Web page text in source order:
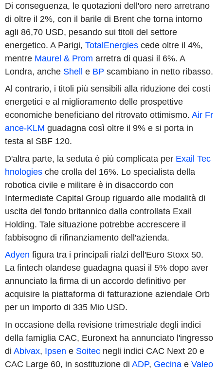
Di conseguenza, le quotazioni dell'oro nero arretrano
di oltre il 2%, con il barile di Brent che torna intorno
agli 86,70 USD, pesando sui titoli del settore
energetico. A Parigi, TotalEnergies cede oltre il 4%,
mentre Maurel & Prom arretra di quasi il 6%. A
Londra, anche Shell e BP scambiano in netto ribasso.
Al contrario, i titoli più sensibili alla riduzione dei costi
energetici e al miglioramento delle prospettive
economiche beneficiano del ritrovato ottimismo. Air Fr
ance-KLM guadagna così oltre il 9% e si porta in
testa al SBF 120.
D'altra parte, la seduta è più complicata per Exail Tec
hnologies che crolla del 16%. Lo specialista della
robotica civile e militare è in disaccordo con
Intermediate Capital Group riguardo alle modalità di
uscita del fondo britannico dalla controllata Exail
Holding. Tale situazione potrebbe accrescere il
fabbisogno di rifinanziamento dell'azienda.
Adyen figura tra i principali rialzi dell'Euro Stoxx 50.
La fintech olandese guadagna quasi il 5% dopo aver
annunciato la firma di un accordo definitivo per
acquisire la piattaforma di fatturazione aziendale Orb
per un importo di 335 Mio USD.
In occasione della revisione trimestriale degli indici
della famiglia CAC, Euronext ha annunciato l'ingresso
di Abivax, Ipsen e Soitec negli indici CAC Next 20 e
CAC Large 60, in sostituzione di ADP, Gecina e Valeo